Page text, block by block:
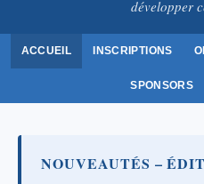
développer
ACCUEIL INSCRIPTIONS
SPONSORS
NOUVEAUTÉS –